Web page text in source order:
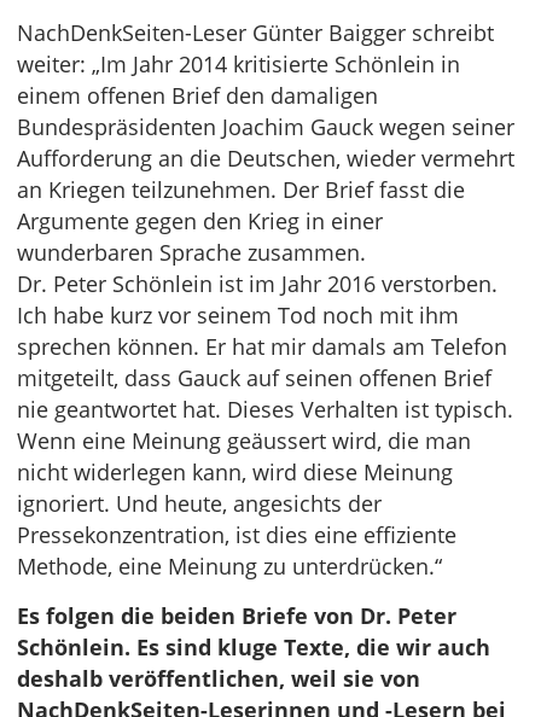
NachDenkSeiten-Leser Günter Baigger schreibt
weiter: „Im Jahr 2014 kritisierte Schönlein in
einem offenen Brief den damaligen
Bundespräsidenten Joachim Gauck wegen seiner
Aufforderung an die Deutschen, wieder vermehrt
an Kriegen teilzunehmen. Der Brief fasst die
Argumente gegen den Krieg in einer
wunderbaren Sprache zusammen.
Dr. Peter Schönlein ist im Jahr 2016 verstorben.
Ich habe kurz vor seinem Tod noch mit ihm
sprechen können. Er hat mir damals am Telefon
mitgeteilt, dass Gauck auf seinen offenen Brief
nie geantwortet hat. Dieses Verhalten ist typisch.
Wenn eine Meinung geäussert wird, die man
nicht widerlegen kann, wird diese Meinung
ignoriert. Und heute, angesichts der
Pressekonzentration, ist dies eine effiziente
Methode, eine Meinung zu unterdrücken.“
Es folgen die beiden Briefe von Dr. Peter
Schönlein. Es sind kluge Texte, die wir auch
deshalb veröffentlichen, weil sie von
NachDenkSeiten-Leserinnen und -Lesern bei